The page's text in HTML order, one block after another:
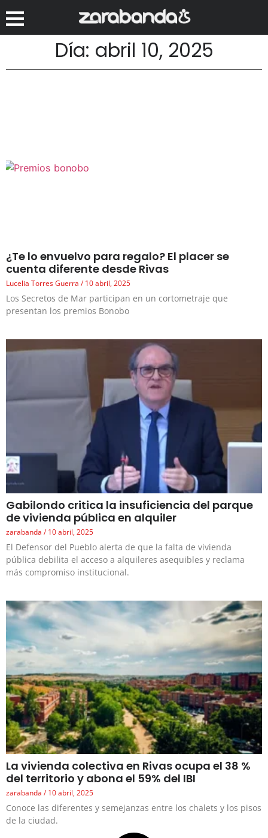
Día: abril 10, 2025
¿Te lo envuelvo para regalo? El placer se
cuenta diferente desde Rivas
Lucelia Torres Guerra 10 abril, 2025
Los Secretos de Mar participan en un cortometraje que
presentan los premios Bonobo
Gabilondo critica la insuficiencia del parque
de vivienda pública en alquiler
zarabanda 10 abril, 2025
El Defensor del Pueblo alerta de que la falta de vivienda
pública debilita el acceso a alquileres asequibles y reclama
más compromiso institucional.
La vivienda colectiva en Rivas ocupa el 38 %
del territorio y abona el 59% del IBI
zarabanda 10 abril, 2025
Conoce las diferentes y semejanzas entre los chalets y los pisos
de la ciudad.